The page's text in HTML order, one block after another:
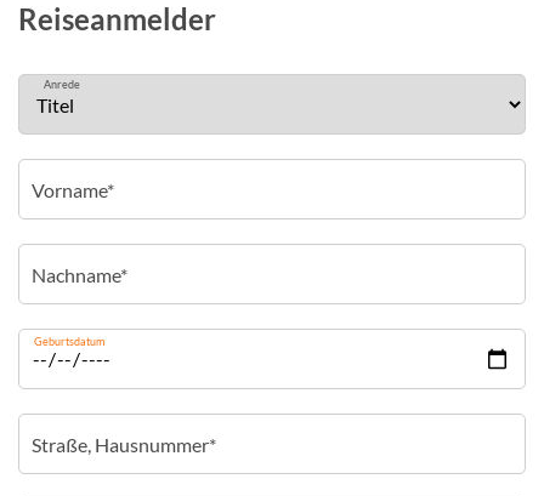
Reiseanmelder
Anrede
Geburtsdatum